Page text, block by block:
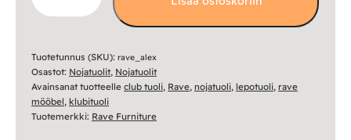
määrä
Tuotetunnus (SKU): rave_alex
Osastot: Nojatuolit, Nojatuolit
Avainsanat tuotteelle club tuoli, Rave, nojatuoli, lepotuoli, rave
mööbel, klubituoli
Tuotemerkki: Rave Furniture